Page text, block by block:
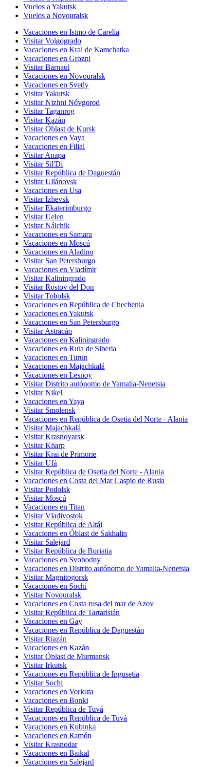
Vuelos a Yakutsk
Vuelos a Novouralsk
Vacaciones en Istmo de Carelia
Visitar Volgogrado
Vacaciones en Krai de Kamchatka
Vacaciones en Grozni
Visitar Barnaul
Vacaciones en Novouralsk
Vacaciones en Svetly
Visitar Yakutsk
Visitar Nizhni Nóvgorod
Visitar Taganrog
Visitar Kazán
Visitar Óblast de Kursk
Vacaciones en Vaya
Vacaciones en Filial
Visitar Anapa
Visitar Sil'Di
Visitar República de Daguestán
Visitar Uliánovsk
Vacaciones en Usa
Visitar Izhevsk
Visitar Ekaterimburgo
Visitar Uelen
Visitar Nálchik
Vacaciones en Samara
Vacaciones en Moscú
Vacaciones en Aladino
Visitar San Petersburgo
Vacaciones en Vladímir
Visitar Kaliningrado
Visitar Rostov del Don
Visitar Tobolsk
Vacaciones en República de Chechenia
Vacaciones en Yakutsk
Vacaciones en San Petersburgo
Visitar Astracán
Vacaciones en Kaliningrado
Vacaciones en Ruta de Siberia
Vacaciones en Turun
Vacaciones en Majachkalá
Vacaciones en Lesnoy
Visitar Distrito autónomo de Yamalia-Nenetsia
Visitar Nikel'
Vacaciones en Yaya
Visitar Smolensk
Vacaciones en República de Osetia del Norte - Alania
Visitar Majachkalá
Visitar Krasnoyarsk
Visitar Kharp
Visitar Krai de Primorie
Visitar Ufá
Visitar República de Osetia del Norte - Alania
Vacaciones en Costa del Mar Caspio de Rusia
Visitar Podolsk
Visitar Moscú
Vacaciones en Titan
Visitar Vladivostok
Visitar República de Altái
Vacaciones en Óblast de Sakhalin
Visitar Salejard
Visitar República de Buriatia
Vacaciones en Svobodny
Vacaciones en Distrito autónomo de Yamalia-Nenetsia
Visitar Magnitogorsk
Vacaciones en Sochi
Visitar Novouralsk
Vacaciones en Costa rusa del mar de Azov
Visitar República de Tartaristán
Vacaciones en Gay
Vacaciones en República de Daguestán
Visitar Riazán
Vacaciones en Kazán
Visitar Óblast de Murmansk
Visitar Irkutsk
Vacaciones en República de Ingusetia
Visitar Sochi
Vacaciones en Vorkuta
Vacaciones en Bonki
Visitar República de Tuvá
Vacaciones en República de Tuvá
Vacaciones en Kubinka
Vacaciones en Ramón
Visitar Krasnodar
Vacaciones en Baikal
Vacaciones en Salejard